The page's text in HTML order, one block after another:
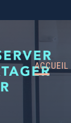
ACCUEIL